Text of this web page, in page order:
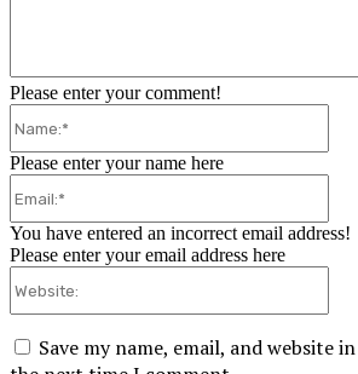
Please enter your comment!
Please enter your name here
You have entered an incorrect email address!
Please enter your email address here
Save my name, email, and website